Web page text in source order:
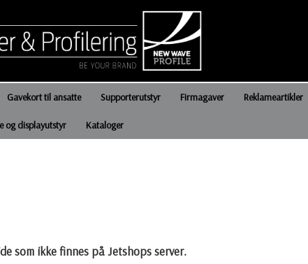
Gavekort til ansatte Supporterutstyr Firmagaver Reklameartikler
og displayutstyr Kataloger
som ikke finnes på Jetshops server.